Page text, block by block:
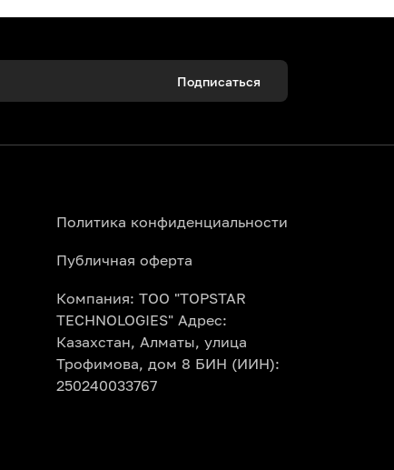
Подписаться
Политика конфиденциальности
Публичная оферта
Компания: ТОО "TOPSTAR
TECHNOLOGIES" Адрес:
Казахстан, Алматы, улица
Трофимова, дом 8 БИН (ИИН):
250240033767